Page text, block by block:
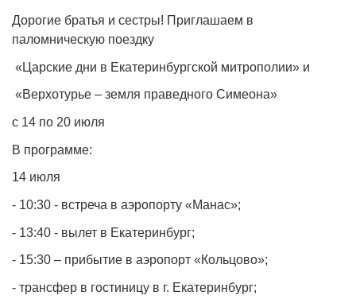
Дорогие братья и сестры! Приглашаем в
паломническую поездку
«Царские дни в Екатеринбургской митрополии» и
«Верхотурье – земля праведного Симеона»
с 14 по 20 июля
В программе:
14 июля
- 10:30 - встреча в аэропорту «Манас»;
- 13:40 - вылет в Екатеринбург;
- 15:30 – прибытие в аэропорт «Кольцово»;
- трансфер в гостиницу в г. Екатеринбург;